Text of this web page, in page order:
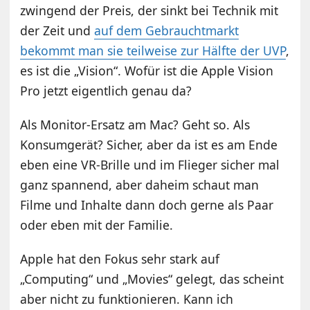
zwingend der Preis, der sinkt bei Technik mit
der Zeit undauf dem Gebrauchtmarkt
bekommt man sie teilweise zur Hälfte der UVP,
es ist die „Vision“. Wofür ist die Apple Vision
Pro jetzt eigentlich genau da?
Als Monitor-Ersatz am Mac? Geht so. Als
Konsumgerät? Sicher, aber da ist es am Ende
eben eine VR-Brille und im Flieger sicher mal
ganz spannend, aber daheim schaut man
Filme und Inhalte dann doch gerne als Paar
oder eben mit der Familie.
Apple hat den Fokus sehr stark auf
„Computing“ und „Movies“ gelegt, das scheint
aber nicht zu funktionieren. Kann ich